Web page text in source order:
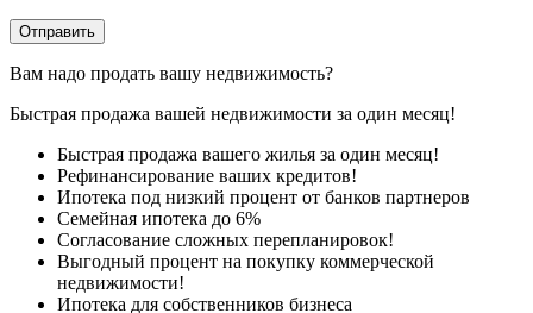
Вам надо продать вашу недвижимость?
Быстрая продажа вашей недвижимости за один месяц!
Быстрая продажа вашего жилья за один месяц!
Рефинансирование ваших кредитов!
Ипотека под низкий процент от банков партнеров
Семейная ипотека до 6%
Согласование сложных перепланировок!
Выгодный процент на покупку коммерческой
недвижимости!
Ипотека для собственников бизнеса